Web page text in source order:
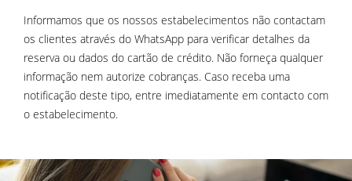
Informamos que os nossos estabelecimentos não contactam
os clientes através do WhatsApp para verificar detalhes da
reserva ou dados do cartão de crédito. Não forneça qualquer
informação nem autorize cobranças. Caso receba uma
notificação deste tipo, entre imediatamente em contacto com
o estabelecimento.